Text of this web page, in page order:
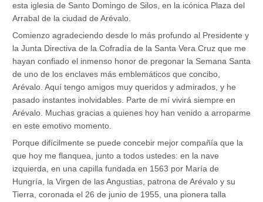
esta iglesia de Santo Domingo de Silos, en la icónica Plaza del
Arrabal de la ciudad de Arévalo.
Comienzo agradeciendo desde lo más profundo al Presidente y
la Junta Directiva de la Cofradía de la Santa Vera Cruz que me
hayan confiado el inmenso honor de pregonar la Semana Santa
de uno de los enclaves más emblemáticos que concibo,
Arévalo. Aquí tengo amigos muy queridos y admirados, y he
pasado instantes inolvidables. Parte de mí vivirá siempre en
Arévalo. Muchas gracias a quienes hoy han venido a arroparme
en este emotivo momento.
Porque difícilmente se puede concebir mejor compañía que la
que hoy me flanquea, junto a todos ustedes: en la nave
izquierda, en una capilla fundada en 1563 por María de
Hungría, la Virgen de las Angustias, patrona de Arévalo y su
Tierra, coronada el 26 de junio de 1955, una pionera talla